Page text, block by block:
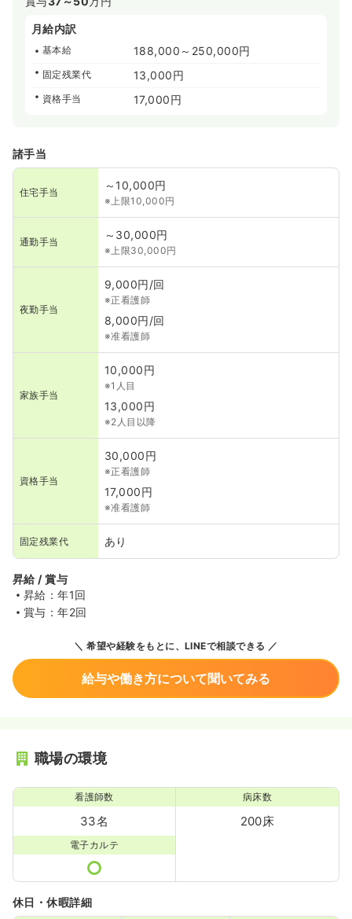
月給内訳
基本給 188,000～250,000円
固定残業代 13,000円
資格手当 17,000円
諸手当
住宅手当
～10,000円
※上限10,000円
通勤手当
～30,000円
※上限30,000円
夜勤手当
9,000円/回
※正看護師
8,000円/回
※准看護師
家族手当
10,000円
※1人目
13,000円
※2人目以降
資格手当
30,000円
※正看護師
17,000円
※准看護師
固定残業代 あり
昇給 / 賞与
昇給：年1回
賞与：年2回
希望や経験をもとに、LINEで相談できる
給与や働き方について聞いてみる
職場の環境
看護師数
33名
病床数
200床
電子カルテ
休日・休暇詳細